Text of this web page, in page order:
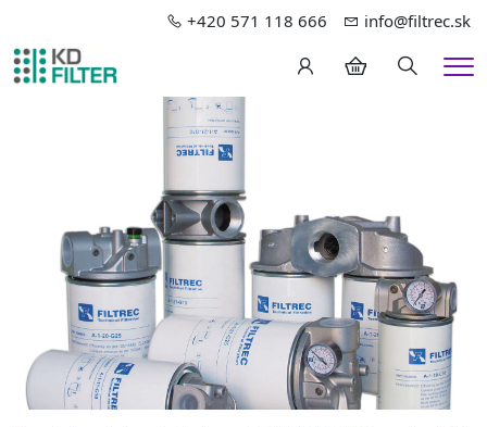
+420 571 118 666 info@filtrec.sk
Hledání